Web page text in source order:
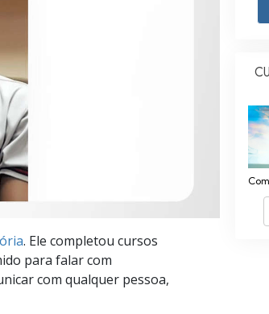
Respostas às
Ferramentas
Ética e as
A Causa da
Bases da
. Ele completou cursos
para falar com
com qualquer pessoa,